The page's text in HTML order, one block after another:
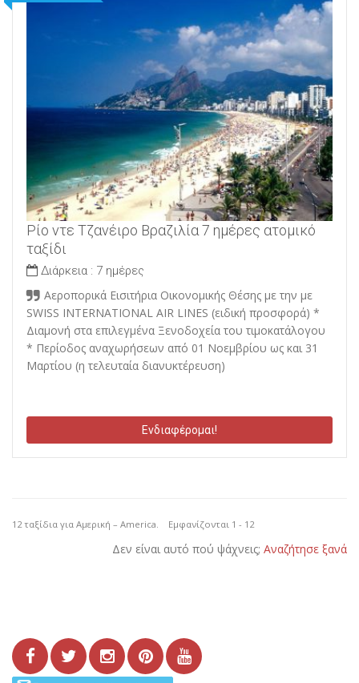
Ρίο ντε Τζανέιρο Βραζιλία 7 ημέρες ατομικό
ταξίδι
Διάρκεια : 7 ημέρες
Αεροπορικά Εισιτήρια Οικονομικής Θέσης με την με
SWISS INTERNATIONAL AIR LINES (ειδική προσφορά) *
Διαμονή στα επιλεγμένα Ξενοδοχεία του τιμοκατάλογου
* Περίοδος αναχωρήσεων από 01 Νοεμβρίου ως και 31
Μαρτίου (η τελευταία διανυκτέρευση)
Ενδιαφέρομαι!
12 ταξίδια για Αμερική – America. Εμφανίζονται 1 - 12
Δεν είναι αυτό πού ψάχνεις; Αναζήτησε ξανά